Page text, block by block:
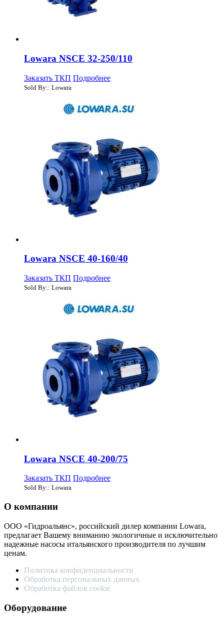
Lowara NSCE 32-250/110
Заказать ТКП Подробнее
Sold By:: Lowara
Lowara NSCE 40-160/40
Заказать ТКП Подробнее
Sold By:: Lowara
Lowara NSCE 40-200/75
Заказать ТКП Подробнее
Sold By:: Lowara
О компании
ООО «Гидроальянс», российский дилер компании Lowara,
предлагает Вашему вниманию экологичные и исключительно
надежные насосы итальянского производителя по лучшим
ценам.
Политика конфиденциальности
Обработка персональных данных
Обработка файлов cookie
Оборудование